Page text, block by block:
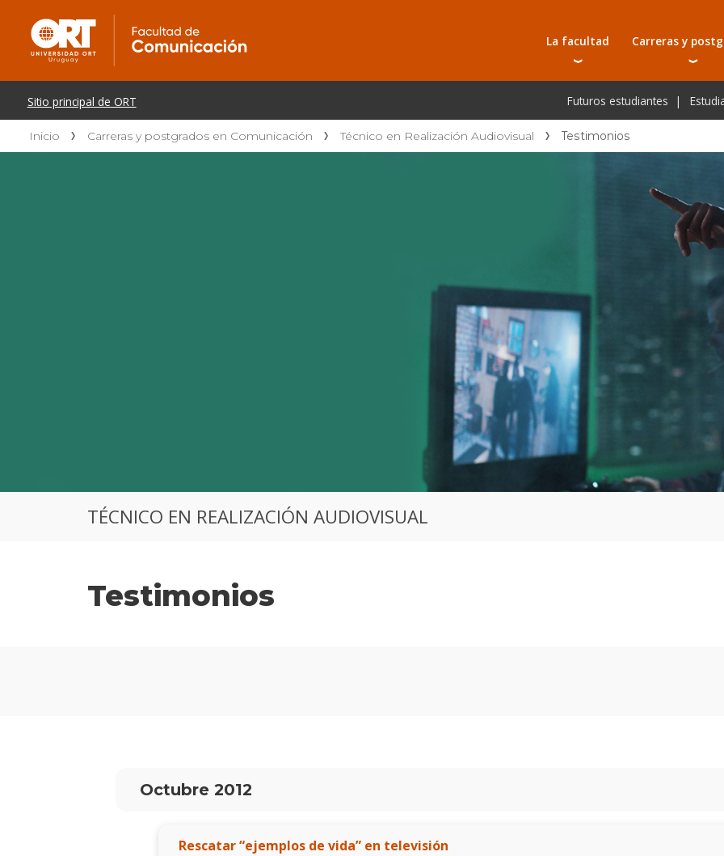
La facultad
Autoridades
Investigación
Laboratorios e infraestructura
Carreras y
Carreras
Tecnicaturas
Programas y
Toda la oferta
Futuros estudiantes
Inicio Carreras y postgrados en Comunicación Técnico en Realización Audiovisual Testimonios
TÉCNICO EN REALIZACIÓN AUDIOVISUAL
Testimonios
Octubre 2012
Rescatar “ejemplos de vida” en televisión